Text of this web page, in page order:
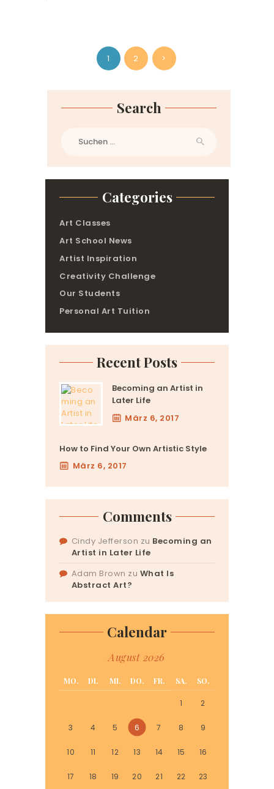
Beitragsnavigation
PAGE
1 PAGE
2 >
Search
nach:
Categories
Art Classes
Art School News
Artist Inspiration
Creativity Challenge
Our Students
Personal Art Tuition
Recent Posts
Becoming an Artist in
Later Life
März 6, 2017
How to Find Your Own Artistic Style
März 6, 2017
Comments
Cindy Jefferson zu Becoming an
Artist in Later Life
Adam Brown zu What Is
Abstract Art?
Calendar
August 2026
MO. DI. MI. DO. FR. SA. SO.
1 2
3 4 5 6 7 8 9
10 11 12 13 14 15 16
17 18 19 20 21 22 23